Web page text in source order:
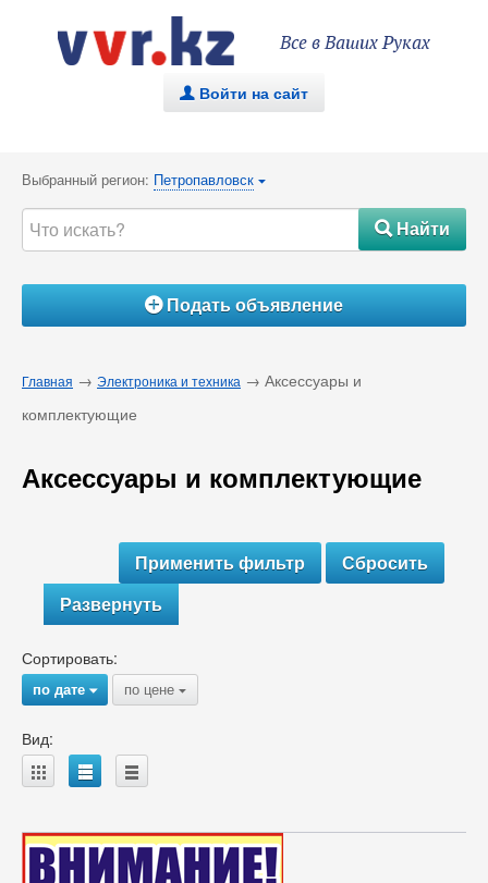
Все в Ваших Руках
. Войти на сайт
Выбранный регион: Петропавловск {
#Найти
ÁПодать объявление
Главная → Электроника и техника → Аксессуары и
комплектующие
Аксессуары и комплектующие
Развернуть
Сортировать:
по дате{ по цене {
Вид:
A B C